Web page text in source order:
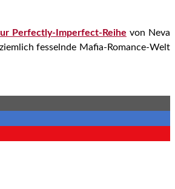
Perfectly-Imperfect-Reihe von Neva
fesselnde Mafia-Romance-Welt